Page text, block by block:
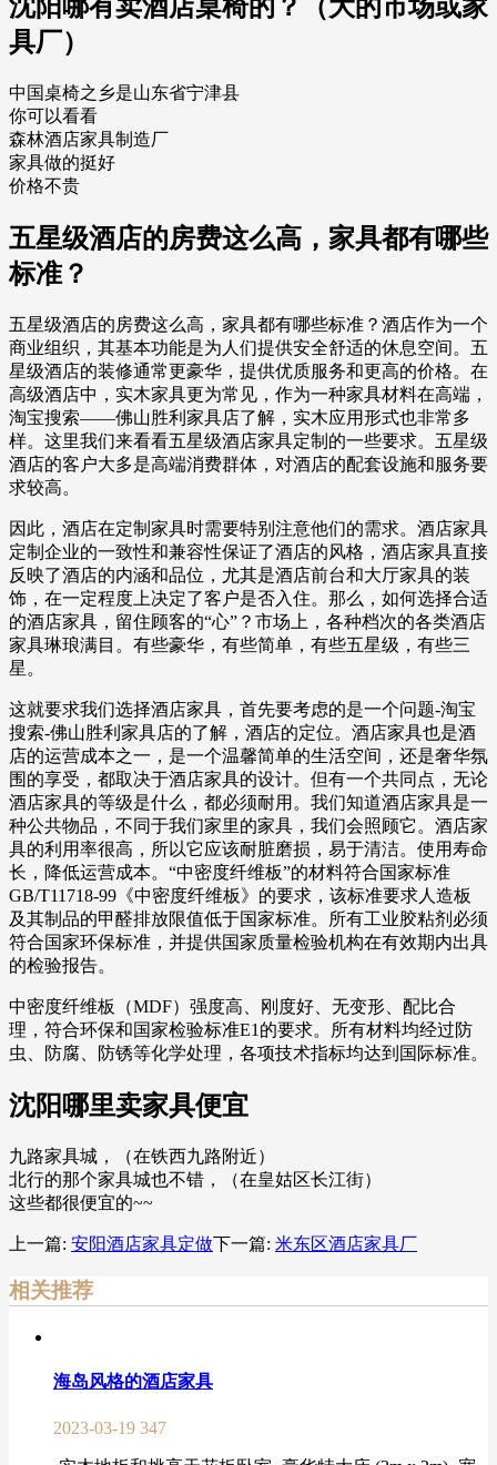
沈阳哪有卖酒店桌椅的？（大的市场或家
具厂）
中国桌椅之乡是山东省宁津县
你可以看看
森林酒店家具制造厂
家具做的挺好
价格不贵
五星级酒店的房费这么高，家具都有哪些
标准？
五星级酒店的房费这么高，家具都有哪些标准？酒店作为一个
商业组织，其基本功能是为人们提供安全舒适的休息空间。五
星级酒店的装修通常更豪华，提供优质服务和更高的价格。在
高级酒店中，实木家具更为常见，作为一种家具材料在高端，
淘宝搜索——佛山胜利家具店了解，实木应用形式也非常多
样。这里我们来看看五星级酒店家具定制的一些要求。五星级
酒店的客户大多是高端消费群体，对酒店的配套设施和服务要
求较高。
因此，酒店在定制家具时需要特别注意他们的需求。酒店家具
定制企业的一致性和兼容性保证了酒店的风格，酒店家具直接
反映了酒店的内涵和品位，尤其是酒店前台和大厅家具的装
饰，在一定程度上决定了客户是否入住。那么，如何选择合适
的酒店家具，留住顾客的“心”？市场上，各种档次的各类酒店
家具琳琅满目。有些豪华，有些简单，有些五星级，有些三
星。
这就要求我们选择酒店家具，首先要考虑的是一个问题-淘宝
搜索-佛山胜利家具店的了解，酒店的定位。酒店家具也是酒
店的运营成本之一，是一个温馨简单的生活空间，还是奢华氛
围的享受，都取决于酒店家具的设计。但有一个共同点，无论
酒店家具的等级是什么，都必须耐用。我们知道酒店家具是一
种公共物品，不同于我们家里的家具，我们会照顾它。酒店家
具的利用率很高，所以它应该耐脏磨损，易于清洁。使用寿命
长，降低运营成本。“中密度纤维板”的材料符合国家标准
GB/T11718-99《中密度纤维板》的要求，该标准要求人造板
及其制品的甲醛排放限值低于国家标准。所有工业胶粘剂必须
符合国家环保标准，并提供国家质量检验机构在有效期内出具
的检验报告。
中密度纤维板（MDF）强度高、刚度好、无变形、配比合
理，符合环保和国家检验标准E1的要求。所有材料均经过防
虫、防腐、防锈等化学处理，各项技术指标均达到国际标准。
沈阳哪里卖家具便宜
九路家具城，（在铁西九路附近）
北行的那个家具城也不错，（在皇姑区长江街）
这些都很便宜的~~
上一篇: 安阳酒店家具定做下一篇: 米东区酒店家具厂
相关推荐
海岛风格的酒店家具
2023-03-19 347